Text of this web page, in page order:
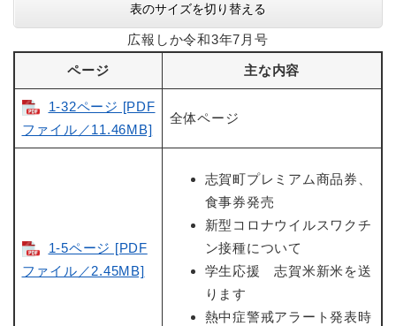
表のサイズを切り替える
広報しか令和3年7月号
ページ 主な内容
1-32ページ [PDF
ファイル／11.46MB]
全体ページ
1-5ページ [PDF
ファイル／2.45MB]
志賀町プレミアム商品券、
食事券発売
新型コロナウイルスワクチ
ン接種について
学生応援 志賀米新米を送
ります
熱中症警戒アラート発表時